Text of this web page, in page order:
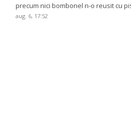
precum nici bombonel n-o reusit cu
aug. 6, 17:52